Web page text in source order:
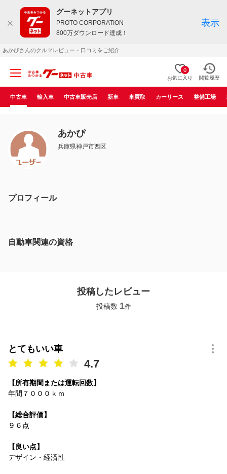
グーネットアプリ
PROTO CORPORATION
800万ダウンロード達成！
表示
あかぴさんのクルマレビュー・口コミをご紹介
0
お気に入り 閲覧履歴
中古車 輸入車 中古車販売店 新車 車買取 カーリース 整備工場
あかぴ
兵庫県神戸市西区
プロフィール
自動車関連の資格
投稿したレビュー
投稿数 1件
とてもいい車
4.7
【所有期間または運転回数】
年間７０００ｋｍ
【総合評価】
９６点
【良い点】
デザイン・経済性